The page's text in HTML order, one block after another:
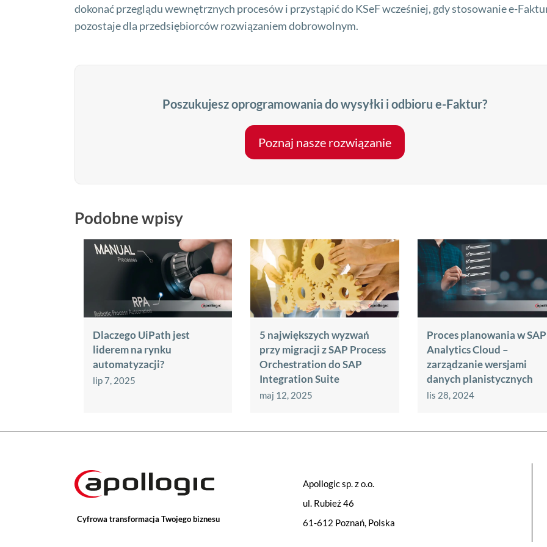
dokonać przeglądu wewnętrznych procesów i przystąpić do KSeF wcześniej, gdy stosowanie e-
pozostaje dla przedsiębiorców rozwiązaniem dobrowolnym.
Poszukujesz oprogramowania do wysyłki i odbioru e-Faktur?
Poznaj nasze rozwiązanie
Podobne wpisy
Dlaczego UiPath jest
liderem na rynku
automatyzacji?
lip 7, 2025
5 największych wyzwań
przy migracji z SAP Process
Orchestration do SAP
Integration Suite
maj 12, 2025
Proces planowania w SAP
Analytics Cloud –
zarządzanie wersjami
danych planistycznych
lis 28, 2024
Cyfrowa transformacja Twojego biznesu
Apollogic sp. z o.o.
ul. Rubież 46
61-612 Poznań, Polska